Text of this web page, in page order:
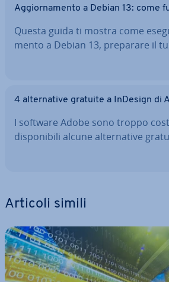
Ag­gior­na­men­to a Debian 13: come
Questa guida ti mostra come
men­to a Debian 13, preparare il
4 al­ter­na­ti­ve gratuite a InDesign di
I software Adobe sono troppo
di­spo­ni­bi­li alcune al­ter­na­ti­ve
Articoli simili